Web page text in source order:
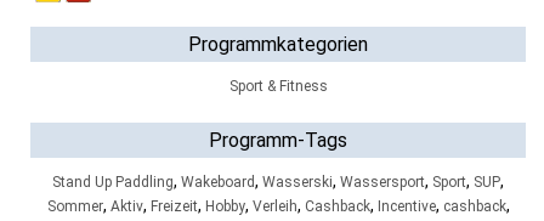
Programmkategorien
Sport & Fitness
Programm-Tags
Stand Up Paddling, Wakeboard, Wasserski, Wassersport, Sport, SUP,
Sommer, Aktiv, Freizeit, Hobby, Verleih, Cashback, Incentive, cashback,